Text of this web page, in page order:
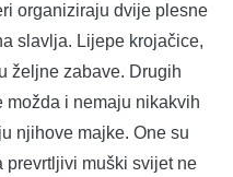
organiziraju dvije plesne
slavlja. Lijepe krojačice,
željne zabave. Drugih
i nemaju nikakvih
njihove majke. One su
prevrtljivi muški svijet ne